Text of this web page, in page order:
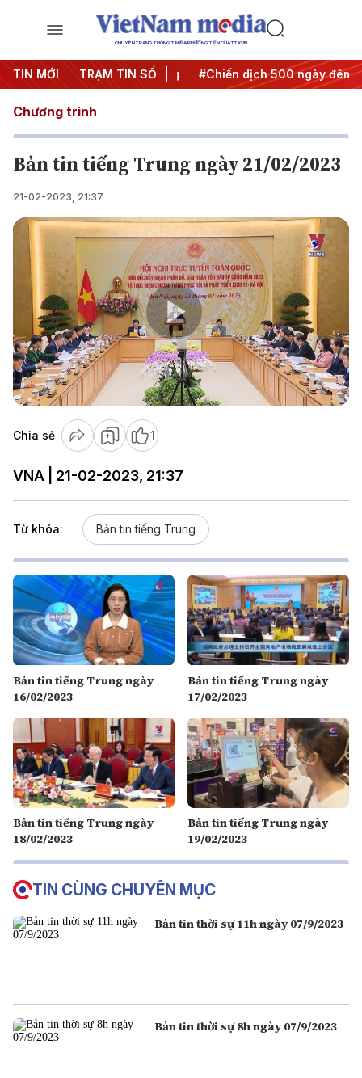
CHUYÊN TRANG THÔNG TIN ĐA PHƯƠNG TIỆN CỦA TTXVN
TIN MỚI TRẠM TIN SỐ
quyết thành hành động #Chiến dịch 500 ngày đêm
Chương trình
Bản tin tiếng Trung ngày 21/02/2023
21-02-2023, 21:37
Play
Video
Chia sẻ 1
VNA | 21-02-2023, 21:37
Từ khóa: Bản tin tiếng Trung
Bản tin tiếng Trung ngày
16/02/2023
Bản tin tiếng Trung ngày
17/02/2023
Bản tin tiếng Trung ngày
18/02/2023
Bản tin tiếng Trung ngày
19/02/2023
TIN CÙNG CHUYÊN MỤC
Bản tin thời sự 11h ngày 07/9/2023
Bản tin thời sự 8h ngày 07/9/2023